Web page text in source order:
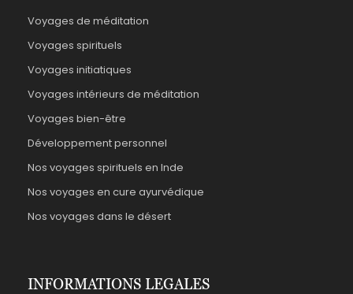
Voyages de méditation
Voyages spirituels
Voyages initiatiques
Voyages intérieurs de méditation
Voyages bien-être
Développement personnel
Nos voyages spirituels en Inde
Nos voyages en cure ayurvédique
Nos voyages dans le désert
INFORMATIONS LEGALES